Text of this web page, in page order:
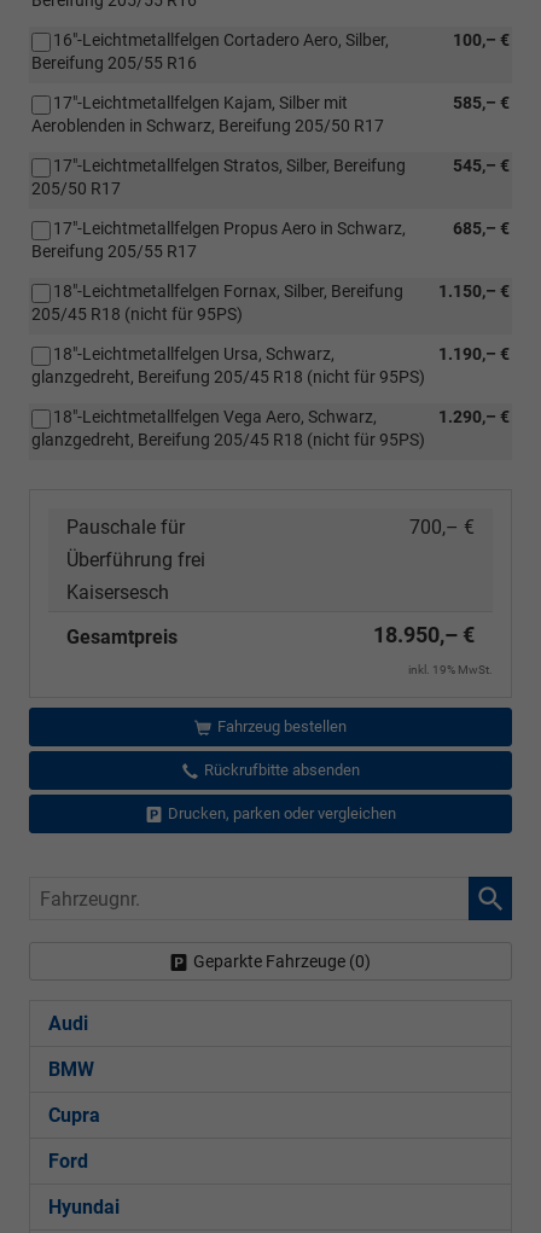
100,– €
16"-Leichtmetallfelgen Cortadero Aero, Silber,
Bereifung 205/55 R16
585,– €
17"-Leichtmetallfelgen Kajam, Silber mit
Aeroblenden in Schwarz, Bereifung 205/50 R17
545,– €
17"-Leichtmetallfelgen Stratos, Silber, Bereifung
205/50 R17
685,– €
17"-Leichtmetallfelgen Propus Aero in Schwarz,
Bereifung 205/55 R17
1.150,– €
18"-Leichtmetallfelgen Fornax, Silber, Bereifung
205/45 R18 (nicht für 95PS)
1.190,– €
18"-Leichtmetallfelgen Ursa, Schwarz,
glanzgedreht, Bereifung 205/45 R18 (nicht für 95PS)
1.290,– €
18"-Leichtmetallfelgen Vega Aero, Schwarz,
glanzgedreht, Bereifung 205/45 R18 (nicht für 95PS)
Pauschale für
Überführung frei
Kaisersesch
700,– €
Gesamtpreis 18.950,– €
inkl. 19% MwSt.
Fahrzeug bestellen
Rückrufbitte absenden
Drucken, parken oder vergleichen
Fahrzeugnr.
Geparkte Fahrzeuge (0)
Audi
BMW
Cupra
Ford
Hyundai